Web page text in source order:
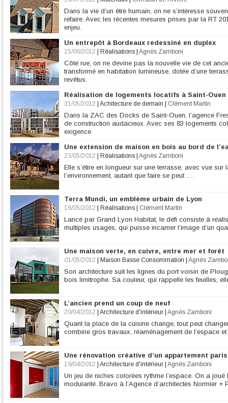
Dans la vie d’un être humain, on ne s’intéresse
refaire. Avec les récentes mesures prises par la RT
enjeu.
Un entrepôt à Bordeaux redessiné en duplex
15/06/2012 Réalisations Agnès Zamboni
Côté rue, on ne devine pas la nouvelle vie de cet
transformé en habitation lumineuse, dotée d’une
revêtus.
Réalisation de logements locatifs à Saint-Ouen
31/05/2012 Achitecture de demain Clément Martin
Dans la ZAC des Docks de Saint-Ouen, l’agence
de construction audacieux. Avec ses 83 logements
exigence.
Une extension de maison en bois au bord de
23/05/2012 Réalisations Agnès Zamboni
Elle s’étire en longueur sur une terrasse, avec vue sur
l’environnement, autant que faire se peut ….
Terra Mundi, un emblème urbain de Lyon
16/05/2012 Réalisations Clément Martin
Lancé par Grand Lyon Habitat, le défi consiste à
multiples usages, qui puisse incarner l’image d’un
Une maison verte, en cuivre, entre mer et forêt
01/05/2012 Maison Basse Consommation Agnès
Son architecture suit les lignes du port voisin de
bois limitrophe. Sa couleur, qui rappelle les feuilles,
L’ancien prend un coup de neuf
20/04/2012 Architecture d'intérieur Agnès Zamboni
Quant la place de la cuisine change, tout peut
combine gros travaux, réaménagement de l’espace
Une rénovation créative d’un appartement
19/04/2012 Architecture d'intérieur Agnès Zamboni
Un jeu de niches colorées rythme l’espace. On a joué
modularité. Bravo à l’Agence d’architectes Normier +